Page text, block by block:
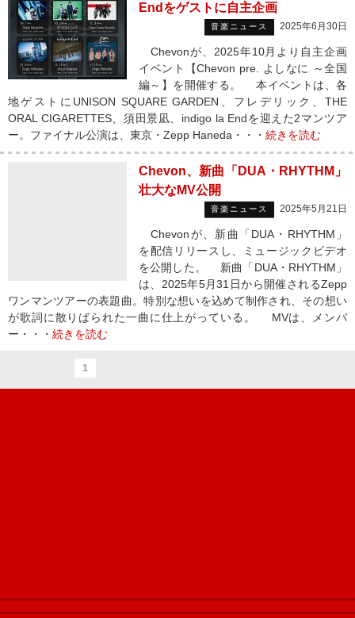
Endをゲストに自主企画
音楽ニュース 2025年6月30日
Chevonが、2025年10月より自主企画
イベント【Chevon pre. よしなに ～全国
編～】を開催する。 本イベントは、各
地ゲストにUNISON SQUARE GARDEN、フレデリック、THE
ORAL CIGARETTES、須田景凪、indigo la Endを迎えた2マンツア
ー。ファイナル公演は、東京・Zepp Haneda・・・ 続きを読む
Chevon、新曲「DUA・RHYTHM」
壮大なMV公開
音楽ニュース 2025年5月21日
Chevonが、新曲「DUA・RHYTHM」
を配信リリースし、ミュージックビデオ
を公開した。 新曲「DUA・RHYTHM」
は、2025年5月31日から開催されるZepp
ワンマンツアーの表題曲。特別な想いを込めて制作され、その想い
が歌詞に散りばられた一曲に仕上がっている。 MVは、メンバ
ー・・・ 続きを読む
1